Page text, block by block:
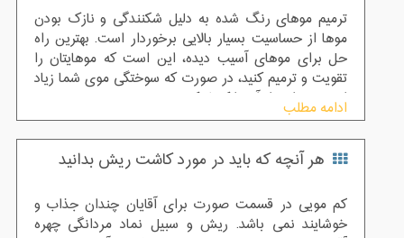
برای به دست آوردن مجدد موها اشاره کرد .
ترمیم موهای رنگ شده به دلیل شکنندگی و نازک بودن
موها از حساسیت بسیار بالایی برخوردار است. بهترین راه
حل برای موهای آسیب دیده، این است که موهایتان را
تقویت و ترمیم کنید، در صورت که سوختگی موی شما زیاد
است مقداری از آن را کوتاه کنید
ادامه مطلب
هر آنچه که باید در مورد کاشت ریش بدانید
کم مویی در قسمت صورت برای آقایان چندان جذاب و
خوشایند نمی باشد. ریش و سبیل نماد مردانگی چهره